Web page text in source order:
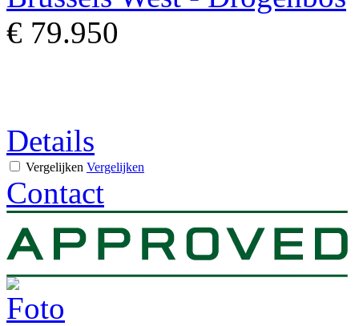
€ 79.950
Details
Vergelijken Vergelijken
Contact